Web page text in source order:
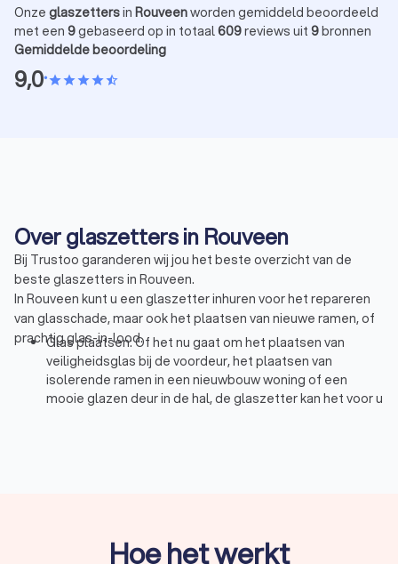
Onze glaszettersin Rouveenworden gemiddeld beoordeeld
met een 9gebaseerd op in totaal609reviews uit 9bronnen
Gemiddelde beoordeling
9,0•starstarstarstarstar_half
Over glaszetters in Rouveen
Bij Trustoo garanderen wij jou het beste overzicht van de
beste glaszetters in Rouveen.
In Rouveen kunt u een glaszetter inhuren voor het repareren
van glasschade, maar ook het plaatsen van nieuwe ramen, of
prachtig glas-in-lood.
Glas plaatsen: Of het nu gaat om het plaatsen van
veiligheidsglas bij de voordeur, het plaatsen van
isolerende ramen in een nieuwbouw woning of een
mooie glazen deur in de hal, de glaszetter kan het voor u
geeft uw huis een uniek karakter. Tegenwoordig is het
Hoe het werkt